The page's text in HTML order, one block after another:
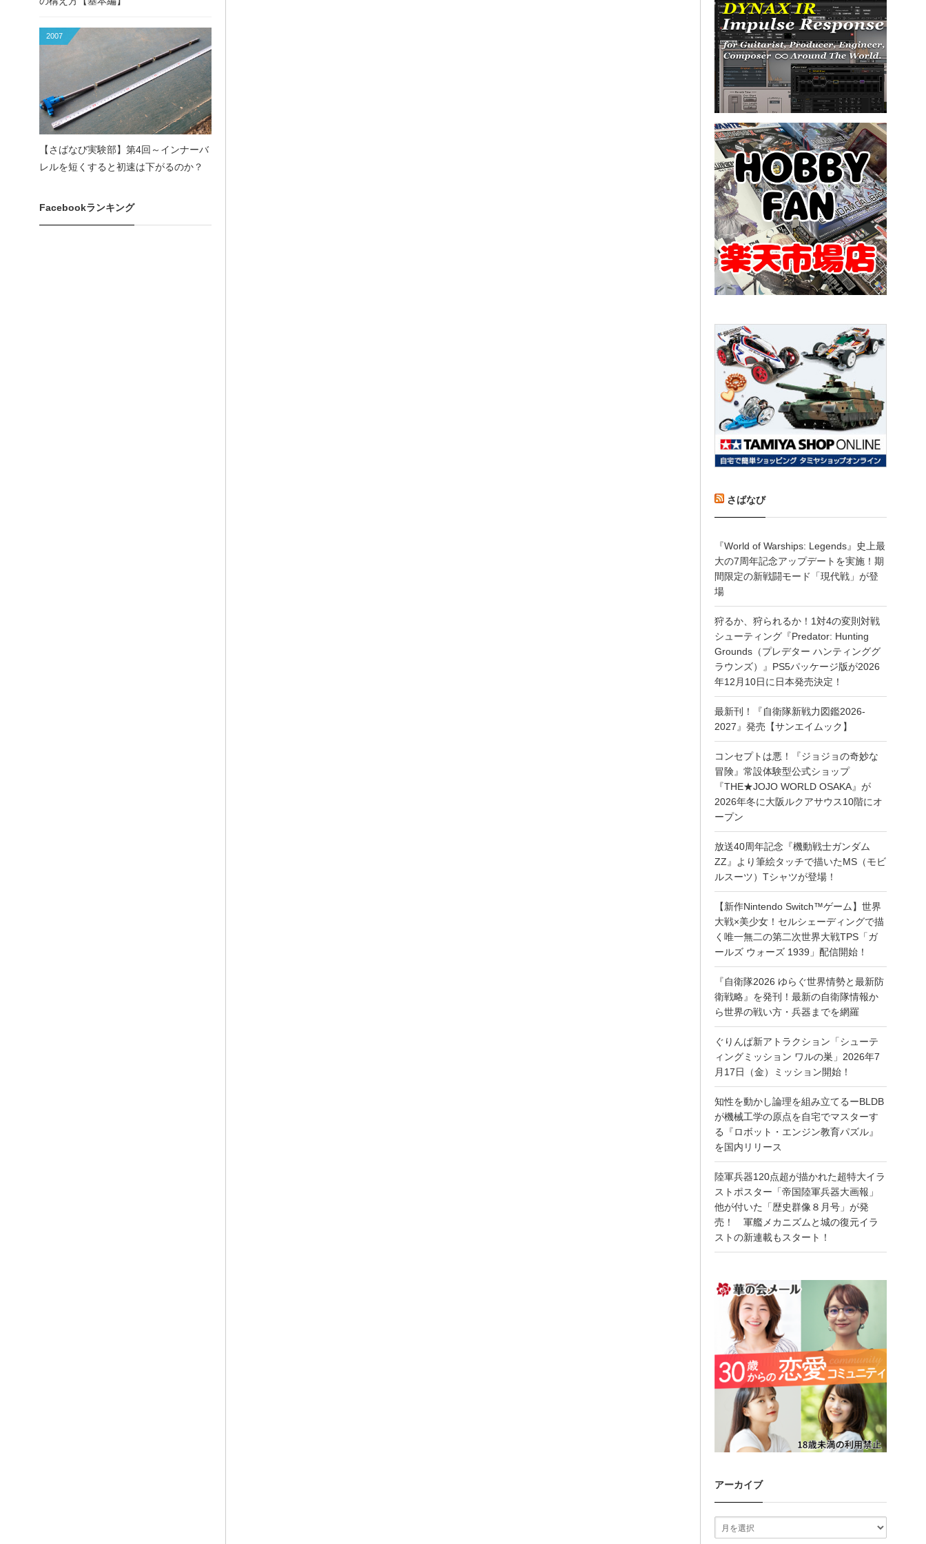
2007
【さばなび実験部】第4回～インナーバ
レルを短くすると初速は下がるのか？
Facebookランキング
さばなび
『World of Warships: Legends』史上最
大の7周年記念アップデートを実施！期
間限定の新戦闘モード「現代戦」が登
場
狩るか、狩られるか！1対4の変則対戦
シューティング『Predator: Hunting
Grounds（プレデター ハンティンググ
ラウンズ）』PS5パッケージ版が2026
年12月10日に日本発売決定！
最新刊！『自衛隊新戦力図鑑2026-
2027』発売【サンエイムック】
コンセプトは悪！『ジョジョの奇妙な
冒険』常設体験型公式ショップ
『THE★JOJO WORLD OSAKA』が
2026年冬に大阪ルクアサウス10階にオ
ープン
放送40周年記念『機動戦士ガンダム
ZZ』より筆絵タッチで描いたMS（モビ
ルスーツ）Tシャツが登場！
【新作Nintendo Switch™ゲーム】世界
大戦×美少女！セルシェーディングで描
く唯一無二の第二次世界大戦TPS「ガ
ールズ ウォーズ 1939」配信開始！
『自衛隊2026 ゆらぐ世界情勢と最新防
衛戦略』を発刊！最新の自衛隊情報か
ら世界の戦い方・兵器までを網羅
ぐりんぱ新アトラクション「シューテ
ィングミッション ワルの巣」2026年7
月17日（金）ミッション開始！
知性を動かし論理を組み立てるーBLDB
が機械工学の原点を自宅でマスターす
る『ロボット・エンジン教育パズル』
を国内リリース
陸軍兵器120点超が描かれた超特大イラ
ストポスター「帝国陸軍兵器大画報」
他が付いた「歴史群像８月号」が発
売！ 軍艦メカニズムと城の復元イラ
ストの新連載もスタート！
アーカイブ